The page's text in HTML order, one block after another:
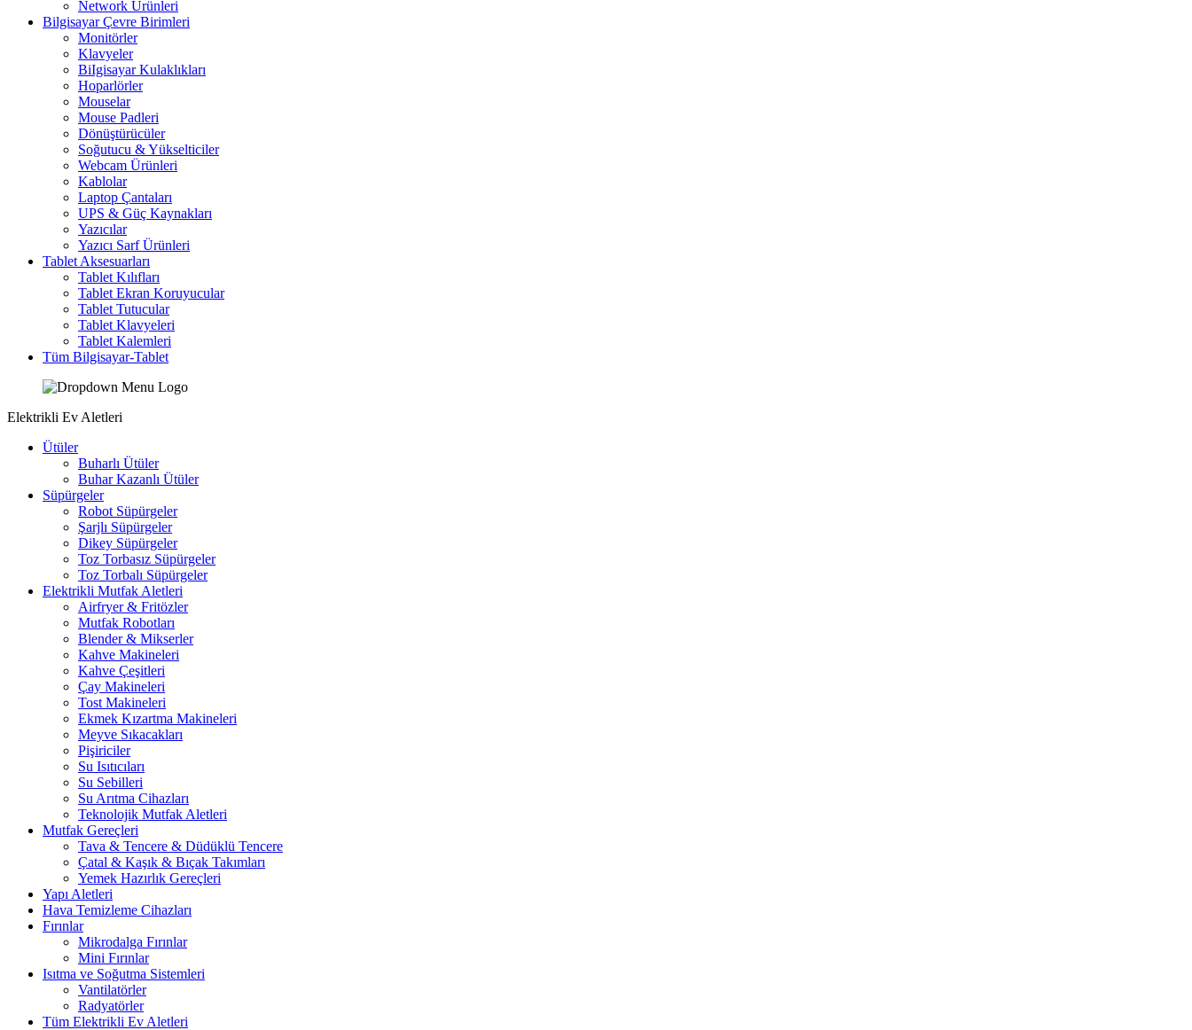
Network Ürünleri
Bilgisayar Çevre Birimleri
Monitörler
Klavyeler
BiIgisayar Kulaklıkları
Hoparlörler
Mouselar
Mouse Padleri
Dönüştürücüler
Soğutucu & Yükselticiler
Webcam Ürünleri
Kablolar
Laptop Çantaları
UPS & Güç Kaynakları
Yazıcılar
Yazıcı Sarf Ürünleri
Tablet Aksesuarları
Tablet Kılıfları
Tablet Ekran Koruyucular
Tablet Tutucular
Tablet Klavyeleri
Tablet Kalemleri
Tüm Bilgisayar-Tablet
Elektrikli Ev Aletleri
Ütüler
Buharlı Ütüler
Buhar Kazanlı Ütüler
Süpürgeler
Robot Süpürgeler
Şarjlı Süpürgeler
Dikey Süpürgeler
Toz Torbasız Süpürgeler
Toz Torbalı Süpürgeler
Elektrikli Mutfak Aletleri
Airfryer & Fritözler
Mutfak Robotları
Blender & Mikserler
Kahve Makineleri
Kahve Çeşitleri
Çay Makineleri
Tost Makineleri
Ekmek Kızartma Makineleri
Meyve Sıkacakları
Pişiriciler
Su Isıtıcıları
Su Sebilleri
Su Arıtma Cihazları
Teknolojik Mutfak Aletleri
Mutfak Gereçleri
Tava & Tencere & Düdüklü Tencere
Çatal & Kaşık & Bıçak Takımları
Yemek Hazırlık Gereçleri
Yapı Aletleri
Hava Temizleme Cihazları
Fırınlar
Mikrodalga Fırınlar
Mini Fırınlar
Isıtma ve Soğutma Sistemleri
Vantilatörler
Radyatörler
Tüm Elektrikli Ev Aletleri